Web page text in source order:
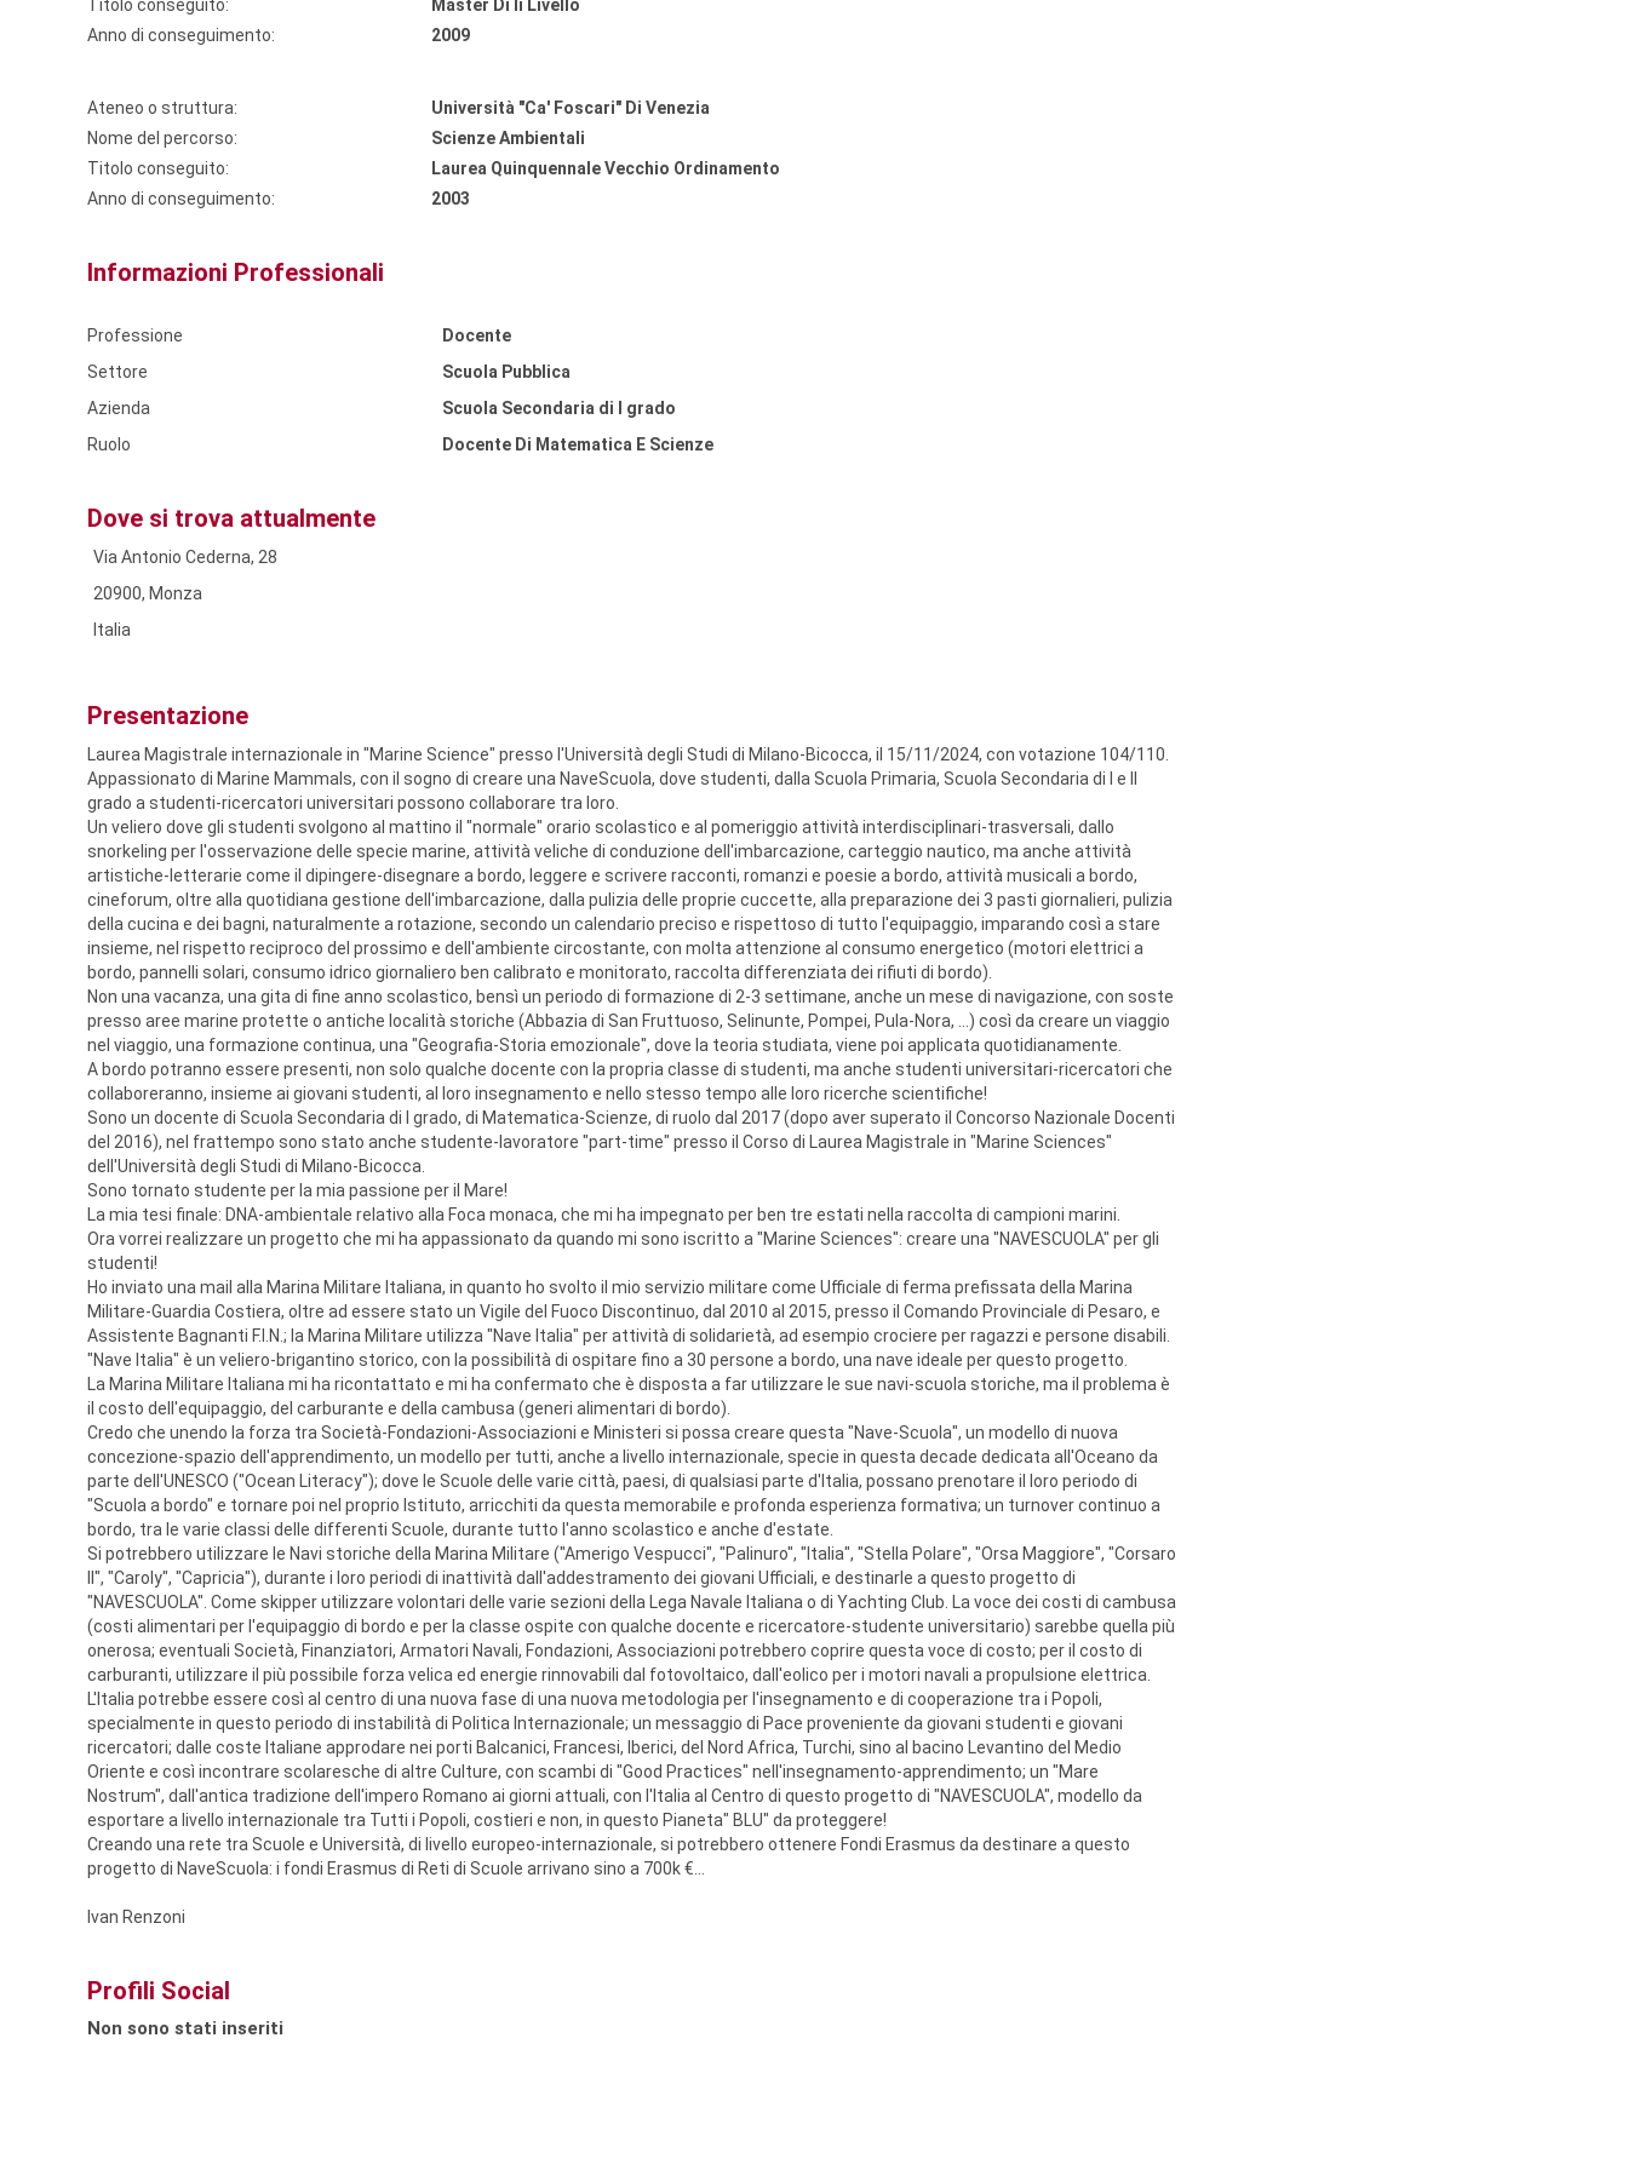
Titolo conseguito:
Master Di Ii Livello
Anno di conseguimento:
2009
Ateneo o struttura:
Università "Ca' Foscari" Di Venezia
Nome del percorso:
Scienze Ambientali
Titolo conseguito:
Laurea Quinquennale Vecchio Ordinamento
Anno di conseguimento:
2003
Informazioni Professionali
Professione
Docente
Settore
Scuola Pubblica
Azienda
Scuola Secondaria di I grado
Ruolo
Docente Di Matematica E Scienze
Dove si trova attualmente
Via Antonio Cederna, 28
20900, Monza
Italia
Presentazione
Laurea Magistrale internazionale in "Marine Science" presso l'Università degli Studi di Milano-Bicocca, il 15/11/2024, con votazione 104/110.
Appassionato di Marine Mammals, con il sogno di creare una NaveScuola, dove studenti, dalla Scuola Primaria, Scuola Secondaria di I e II
grado a studenti-ricercatori universitari possono collaborare tra loro.
Un veliero dove gli studenti svolgono al mattino il "normale" orario scolastico e al pomeriggio attività interdisciplinari-trasversali, dallo
snorkeling per l'osservazione delle specie marine, attività veliche di conduzione dell'imbarcazione, carteggio nautico, ma anche attività
artistiche-letterarie come il dipingere-disegnare a bordo, leggere e scrivere racconti, romanzi e poesie a bordo, attività musicali a bordo,
cineforum, oltre alla quotidiana gestione dell'imbarcazione, dalla pulizia delle proprie cuccette, alla preparazione dei 3 pasti giornalieri, pulizia
della cucina e dei bagni, naturalmente a rotazione, secondo un calendario preciso e rispettoso di tutto l'equipaggio, imparando così a stare
insieme, nel rispetto reciproco del prossimo e dell'ambiente circostante, con molta attenzione al consumo energetico (motori elettrici a
bordo, pannelli solari, consumo idrico giornaliero ben calibrato e monitorato, raccolta differenziata dei rifiuti di bordo).
Non una vacanza, una gita di fine anno scolastico, bensì un periodo di formazione di 2-3 settimane, anche un mese di navigazione, con soste
presso aree marine protette o antiche località storiche (Abbazia di San Fruttuoso, Selinunte, Pompei, Pula-Nora, ...) così da creare un viaggio
nel viaggio, una formazione continua, una "Geografia-Storia emozionale", dove la teoria studiata, viene poi applicata quotidianamente.
A bordo potranno essere presenti, non solo qualche docente con la propria classe di studenti, ma anche studenti universitari-ricercatori che
collaboreranno, insieme ai giovani studenti, al loro insegnamento e nello stesso tempo alle loro ricerche scientifiche!
Sono un docente di Scuola Secondaria di I grado, di Matematica-Scienze, di ruolo dal 2017 (dopo aver superato il Concorso Nazionale Docenti
del 2016), nel frattempo sono stato anche studente-lavoratore "part-time" presso il Corso di Laurea Magistrale in "Marine Sciences"
dell'Università degli Studi di Milano-Bicocca.
Sono tornato studente per la mia passione per il Mare!
La mia tesi finale: DNA-ambientale relativo alla Foca monaca, che mi ha impegnato per ben tre estati nella raccolta di campioni marini.
Ora vorrei realizzare un progetto che mi ha appassionato da quando mi sono iscritto a "Marine Sciences": creare una "NAVESCUOLA" per gli
studenti!
Ho inviato una mail alla Marina Militare Italiana, in quanto ho svolto il mio servizio militare come Ufficiale di ferma prefissata della Marina
Militare-Guardia Costiera, oltre ad essere stato un Vigile del Fuoco Discontinuo, dal 2010 al 2015, presso il Comando Provinciale di Pesaro, e
Assistente Bagnanti F.I.N.; la Marina Militare utilizza "Nave Italia" per attività di solidarietà, ad esempio crociere per ragazzi e persone disabili.
"Nave Italia" è un veliero-brigantino storico, con la possibilità di ospitare fino a 30 persone a bordo, una nave ideale per questo progetto.
La Marina Militare Italiana mi ha ricontattato e mi ha confermato che è disposta a far utilizzare le sue navi-scuola storiche, ma il problema è
il costo dell'equipaggio, del carburante e della cambusa (generi alimentari di bordo).
Credo che unendo la forza tra Società-Fondazioni-Associazioni e Ministeri si possa creare questa "Nave-Scuola", un modello di nuova
concezione-spazio dell'apprendimento, un modello per tutti, anche a livello internazionale, specie in questa decade dedicata all'Oceano da
parte dell'UNESCO ("Ocean Literacy"); dove le Scuole delle varie città, paesi, di qualsiasi parte d'Italia, possano prenotare il loro periodo di
"Scuola a bordo" e tornare poi nel proprio Istituto, arricchiti da questa memorabile e profonda esperienza formativa; un turnover continuo a
bordo, tra le varie classi delle differenti Scuole, durante tutto l'anno scolastico e anche d'estate.
Si potrebbero utilizzare le Navi storiche della Marina Militare ("Amerigo Vespucci", "Palinuro", "Italia", "Stella Polare", "Orsa Maggiore", "Corsaro
II", "Caroly", "Capricia"), durante i loro periodi di inattività dall'addestramento dei giovani Ufficiali, e destinarle a questo progetto di
"NAVESCUOLA". Come skipper utilizzare volontari delle varie sezioni della Lega Navale Italiana o di Yachting Club. La voce dei costi di cambusa
(costi alimentari per l'equipaggio di bordo e per la classe ospite con qualche docente e ricercatore-studente universitario) sarebbe quella più
onerosa; eventuali Società, Finanziatori, Armatori Navali, Fondazioni, Associazioni potrebbero coprire questa voce di costo; per il costo di
carburanti, utilizzare il più possibile forza velica ed energie rinnovabili dal fotovoltaico, dall'eolico per i motori navali a propulsione elettrica.
L'Italia potrebbe essere così al centro di una nuova fase di una nuova metodologia per l'insegnamento e di cooperazione tra i Popoli,
specialmente in questo periodo di instabilità di Politica Internazionale; un messaggio di Pace proveniente da giovani studenti e giovani
ricercatori; dalle coste Italiane approdare nei porti Balcanici, Francesi, Iberici, del Nord Africa, Turchi, sino al bacino Levantino del Medio
Oriente e così incontrare scolaresche di altre Culture, con scambi di "Good Practices" nell'insegnamento-apprendimento; un "Mare
Nostrum", dall'antica tradizione dell'impero Romano ai giorni attuali, con l'Italia al Centro di questo progetto di "NAVESCUOLA", modello da
esportare a livello internazionale tra Tutti i Popoli, costieri e non, in questo Pianeta" BLU" da proteggere!
Creando una rete tra Scuole e Università, di livello europeo-internazionale, si potrebbero ottenere Fondi Erasmus da destinare a questo
progetto di NaveScuola: i fondi Erasmus di Reti di Scuole arrivano sino a 700k €...
Ivan Renzoni
Profili Social
Non sono stati inseriti